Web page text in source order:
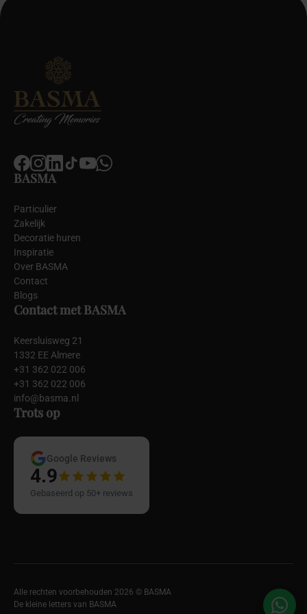
BASMA
Particulier
Zakelijk
Decoratie huren
Inspiratie
Over BASMA
Contact
Blogs
Contact met BASMA
Keersluisweg 21
1332 EE Almere
+31 362 022 006
+31 362 022 006
info@basma.nl
Trots op
Google Reviews
4.9
Gebaseerd op 50+ reviews
Alle rechten voorbehouden 2026 © BASMA
De kleine letters van BASMA